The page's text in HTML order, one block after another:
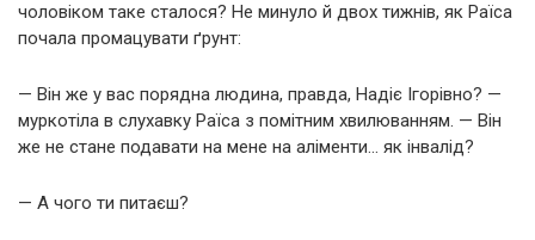
чоловіком таке сталося? Не минуло й двох тижнів, як Раїса
почала промацувати ґрунт:
— Він же у вас порядна людина, правда, Надіє Ігорівно? —
муркотіла в слухавку Раїса з помітним хвилюванням. — Він
же не стане подавати на мене на аліменти… як інвалід?
— А чого ти питаєш?